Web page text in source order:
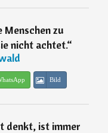
Menschen zu
nicht achtet.“
Bild
denkt, ist immer